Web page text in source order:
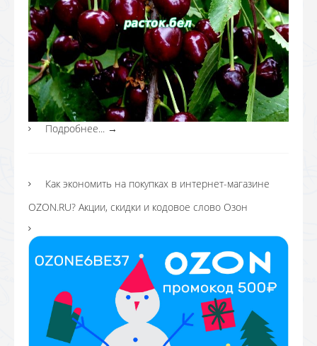
Подробнее... →
Как экономить на покупках в интернет-магазине
OZON.RU? Акции, скидки и кодовое слово Озон